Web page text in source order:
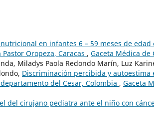
en infantes 6 – 59 meses de
Oropeza, Caracas , Gaceta Médica de
Miladys Paola Redondo Marín, Luz
Discriminación percibida y autoestima
del Cesar, Colombia , Gaceta
del cirujano pediatra ante el niño con